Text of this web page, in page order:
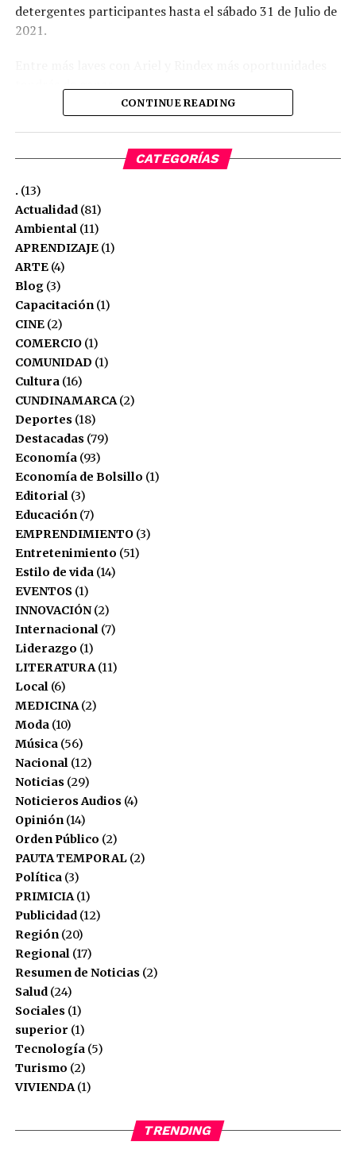
detergentes participantes hasta el sábado 31 de Julio de
2021.
Mercacentro, calidad, variedad y economía.
Aplican condiciones y restricciones
Canicaradio
See author's posts
Comparte esto:
Twitter Facebook
Facebook
Mastodon
CONTINUE READING
CATEGORÍAS
.(13)
Actualidad(81)
Ambiental(11)
APRENDIZAJE(1)
ARTE(4)
Blog(3)
Capacitación(1)
CINE(2)
COMERCIO(1)
COMUNIDAD (1)
Cultura(16)
CUNDINAMARCA(2)
Deportes(18)
Destacadas(79)
Economía(93)
Economía de Bolsillo (1)
Editorial(3)
Educación(7)
EMPRENDIMIENTO(3)
Entretenimiento (51)
Estilo de vida(14)
EVENTOS(1)
INNOVACIÓN(2)
Internacional(7)
Liderazgo (1)
LITERATURA(11)
Local(6)
MEDICINA(2)
Moda(10)
Música(56)
Nacional(12)
Noticias(29)
Noticieros Audios(4)
Opinión(14)
Orden Público (2)
PAUTA TEMPORAL(2)
Política(3)
PRIMICIA(1)
Publicidad(12)
Región(20)
Regional(17)
Resumen de Noticias(2)
Salud(24)
Sociales(1)
superior (1)
Tecnología(5)
Turismo (2)
VIVIENDA(1)
TRENDING